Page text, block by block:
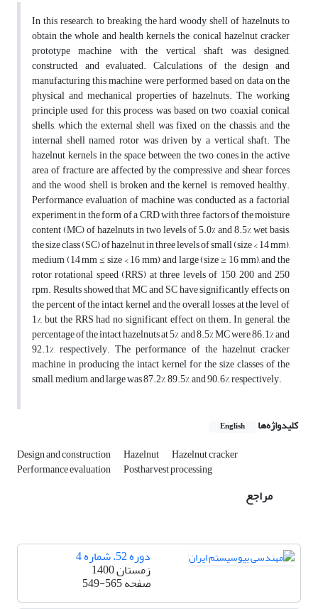
In this research, to breaking the hard woody shell of hazelnuts to
obtain the whole and health kernels the conical hazelnut cracker
prototype machine with the vertical shaft was designed,
constructed, and evaluated. Calculations of the design and
manufacturing this machine were performed based on data on the
physical and mechanical properties of hazelnuts. The working
principle used for this process was based on two coaxial conical
shells, which the external shell was fixed on the chassis, and the
internal shell named rotor was driven by a vertical shaft. The
hazelnut kernels in the space between the two cones in the active
area of fracture are affected by the compressive and shear forces
and the wood shell is broken and the kernel is removed healthy.
Performance evaluation of machine was conducted as a factorial
experiment in the form of a CRD with three factors of the moisture
content (MC) of hazelnuts in two levels of 5.0% and 8.5% wet basis,
the size class (SC) of hazelnut in three levels of small (size < 14 mm),
medium (14 mm ≤ size < 16 mm) and large (size ≥ 16 mm), and the
rotor rotational speed (RRS) at three levels of 150, 200 and 250
rpm. Results showed that MC and SC have significantly effects on
the percent of the intact kernel and the overall losses at the level of
1%, but the RRS had no significant effect on them. In general, the
percentage of the intact hazelnuts at 5% and 8.5% MC were 86.1% and
92.1%, respectively. The performance of the hazelnut cracker
machine in producing the intact kernel for the size classes of the
small, medium, and large was 87.2%, 89.5%, and 90.6%, respectively.
کلیدواژه‌ها English
Design and construction Hazelnut Hazelnut cracker
Performance evaluation Postharvest processing
مراجع
دوره 52، شماره 4
زمستان 1400
صفحه549-565